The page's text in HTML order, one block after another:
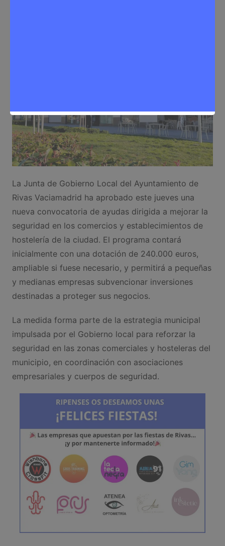
La Junta de Gobierno Local del Ayuntamiento de
Rivas Vaciamadrid ha aprobado este jueves una
nueva convocatoria de ayudas dirigida a mejorar la
seguridad en los comercios y establecimientos de
hostelería de la ciudad. El programa contará
inicialmente con una dotación de 240.000 euros,
ampliable si fuese necesario, y permitirá a pequeñas
y medianas empresas subvencionar inversiones
destinadas a proteger sus negocios.
La medida forma parte de la estrategia municipal
impulsada por el Gobierno local para reforzar la
seguridad en las zonas comerciales y hosteleras del
municipio, en coordinación con asociaciones
empresariales y cuerpos de seguridad.